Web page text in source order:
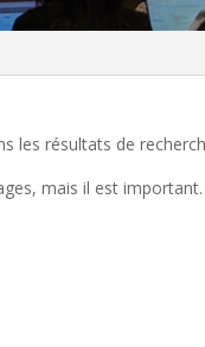
les résultats de
mais il est important.